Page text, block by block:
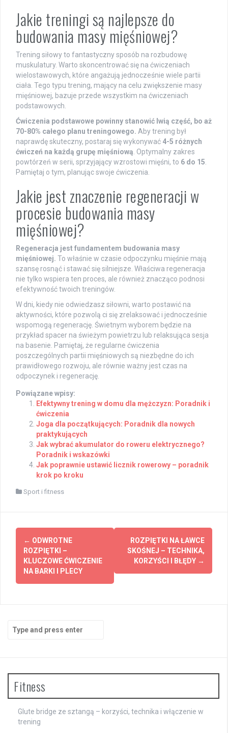
Jakie treningi są najlepsze do
budowania masy mięśniowej?
Trening siłowy to fantastyczny sposób na rozbudowę
muskulatury. Warto skoncentrować się na ćwiczeniach
wielostawowych, które angażują jednocześnie wiele partii
ciała. Tego typu trening, mający na celu zwiększenie masy
mięśniowej, bazuje przede wszystkim na ćwiczeniach
podstawowych.
Ćwiczenia podstawowe powinny stanowić lwią część, bo aż
70-80% całego planu treningowego. Aby trening był
naprawdę skuteczny, postaraj się wykonywać 4-5 różnych
ćwiczeń na każdą grupę mięśniową . Optymalny zakres
powtórzeń w serii, sprzyjający wzrostowi mięśni, to 6 do 15
Pamiętaj o tym, planując swoje ćwiczenia.
Jakie jest znaczenie regeneracji w
procesie budowania masy
mięśniowej?
Regeneracja jest fundamentem budowania masy
mięśniowej. To właśnie w czasie odpoczynku mięśnie mają
szansę rosnąć i stawać się silniejsze. Właściwa regeneracja
nie tylko wspiera ten proces, ale również znacząco podnosi
efektywność twoich treningów.
W dni, kiedy nie odwiedzasz siłowni, warto postawić na
aktywności, które pozwolą ci się zrelaksować i jednocześnie
wspomogą regenerację. Świetnym wyborem będzie na
przykład spacer na świeżym powietrzu lub relaksująca sesja
na basenie. Pamiętaj, że regularne ćwiczenia
poszczególnych partii mięśniowych są niezbędne do ich
prawidłowego rozwoju, ale równie ważny jest czas na
odpoczynek i regenerację.
Powiązane wpisy:
Efektywny trening w domu dla mężczyzn: Poradnik i
ćwiczenia
Joga dla początkujących: Poradnik dla nowych
praktykujących
Jak wybrać akumulator do roweru elektrycznego?
Poradnik i wskazówki
Jak poprawnie ustawić licznik rowerowy – poradnik
krok po kroku
Sport i fitness
Post
navigation
← ODWROTNE
ROZPIĘTKI –
KLUCZOWE ĆWICZENIE
NA BARKI I PLECY
ROZPIĘTKI NA ŁAWCE
SKOŚNEJ – TECHNIKA,
KORZYŚCI I BŁĘDY →
for:
Fitness
Glute bridge ze sztangą – korzyści, technika i włączenie w
trening